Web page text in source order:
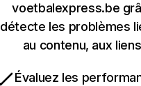
voetbalexpress.be
détecte les problèmes
au contenu, aux
Évaluez les